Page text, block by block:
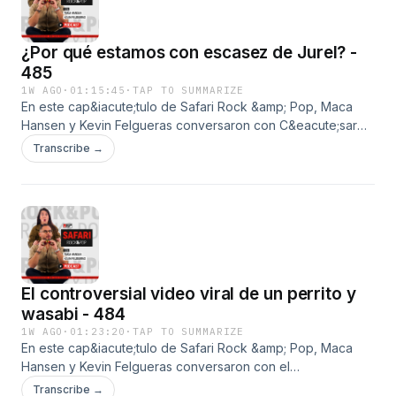
Canata de Bar Nacional.&nbsp;See omnystudio.com/listener
for privacy information.
¿Por qué estamos con escasez de Jurel? -
485
1W AGO · 01:15:45 ·TAP TO SUMMARIZE
En este cap&iacute;tulo de Safari Rock &amp; Pop, Maca
Hansen y Kevin Felgueras conversaron con C&eacute;sar
Astete Duran, Director de Campa&ntilde;as de Pesca de
Oceana en Chile, sobre el reporte de escasez de jurel en el
y las nuevas series que hay que ver. Finalmente, el equipo
de Card Fest nos cont&oacute; sobre la nueva
edici&oacute;n del evento.See omnystudio.com/listener for
privacy information.
Transcribe →
El controversial video viral de un perrito y
wasabi - 484
1W AGO · 01:23:20 ·TAP TO SUMMARIZE
En este cap&iacute;tulo de Safari Rock &amp; Pop, Maca
Hansen y Kevin Felgueras conversaron con el
et&oacute;logo Enzo Roubaud sobre el video que se
Transcribe →